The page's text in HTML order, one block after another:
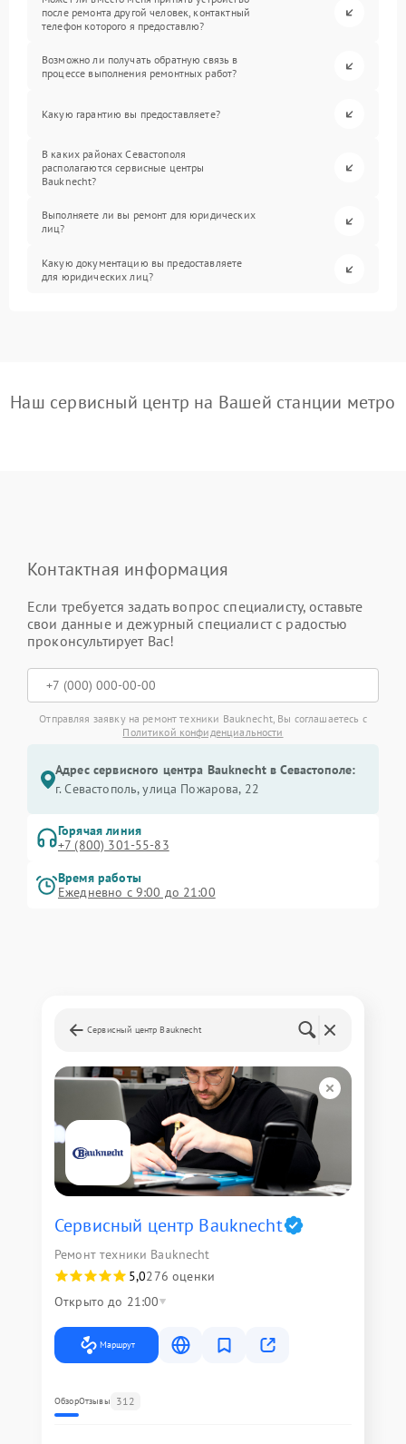
после ремонта другой человек, контактный
телефон которого я предоставлю?
Возможно ли получать обратную связь в
процессе выполнения ремонтных работ?
Какую гарантию вы предоставляете?
В каких районах Севастополя
располагаются сервисные центры
Bauknecht?
Выполняете ли вы ремонт для юридических
лиц?
Какую документацию вы предоставляете
для юридических лиц?
Наш сервисный центр на Вашей станции метро
Контактная информация
Если требуется задать вопрос специалисту, оставьте
свои данные и дежурный специалист с радостью
проконсультирует Вас!
Отправляя заявку на ремонт техники Bauknecht, Вы соглашаетесь с
Политикой конфиденциальности
Адрес сервисного центра Bauknecht в Севастополе:
г. Севастополь, улица Пожарова, 22
Горячая линия
+7 (800) 301-55-83
Время работы
Ежедневно с 9:00 до 21:00
Сервисный центр Bauknecht
Сервисный центр Bauknecht
Ремонт техники Bauknecht
5,0276 оценки
Открыто до 21:00
Маршрут
ОбзорОтзывы 312